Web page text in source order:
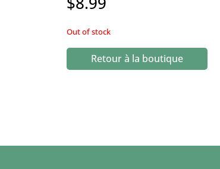
Out of stock
Retour à la boutique